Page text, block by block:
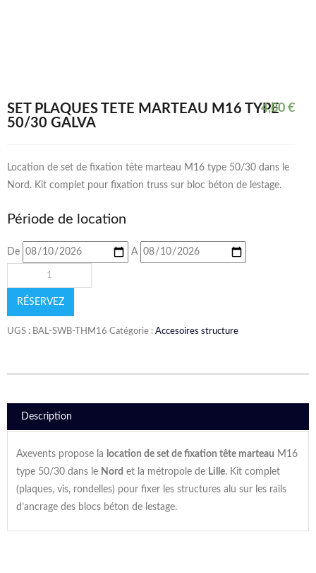
SET PLAQUES TÊTE MARTEAU M16 TYPE
50/30 GALVA
4,80 €
Location de set de fixation tête marteau M16 type 50/30 dans le
Nord. Kit complet pour fixation truss sur bloc béton de lestage.
Période de location
De A
RÉSERVEZ
UGS : BAL-SWB-THM16 Catégorie : Accesoires structure
Description
Axevents propose la location de set de fixation tête marteau M16
type 50/30 dans le Nord et la métropole de Lille. Kit complet
(plaques, vis, rondelles) pour fixer les structures alu sur les rails
d’ancrage des blocs béton de lestage.